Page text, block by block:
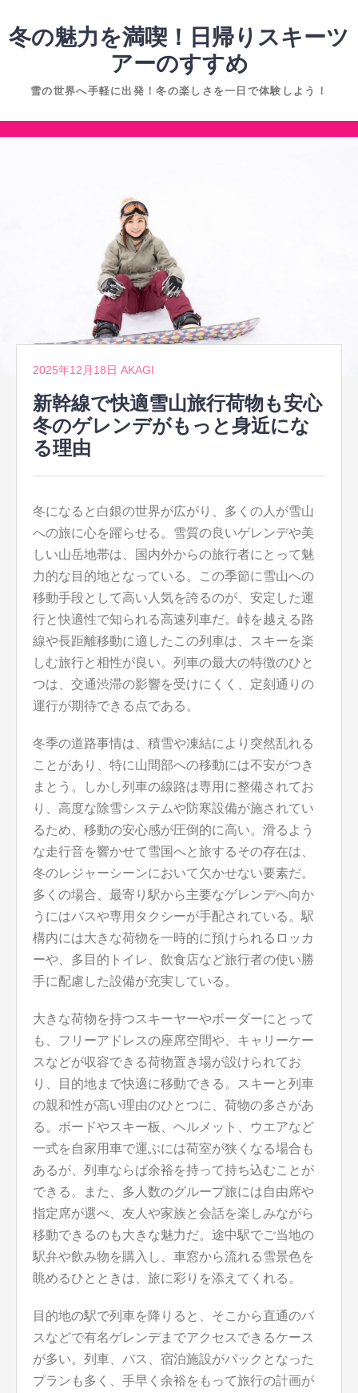
ン
へ
ス
冬の魅力を満喫！日帰りスキーツ
アーのすすめ
雪の世界へ手軽に出発！冬の楽しさを一日で体験しよう！
コ
2025年12月18日 AKAGI
新幹線で快適雪山旅行荷物も安心
冬のゲレンデがもっと身近にな
る理由
冬になると白銀の世界が広がり、多くの人が雪山
への旅に心を躍らせる。 雪質の良いゲレンデや美
しい山岳地帯は、国内外からの旅行者にとって魅
力的な目的地となっている。この季節に雪山への
移動手段として高い人気を誇るのが、安定した運
行と快適性で知られる高速列車だ。峠を越える路
線や長距離移動に適したこの列車は、スキーを楽
しむ旅行と相性が良い。列車の最大の特徴のひと
つは、交通渋滞の影響を受けにくく、定刻通りの
運行が期待できる点である。
冬季の道路事情は、積雪や凍結により突然乱れる
ことがあり、特に山間部への移動には不安がつき
まとう。しかし列車の線路は専用に整備されてお
り、高度な除雪システムや防寒設備が施されてい
るため、移動の安心感が圧倒的に高い。滑るよう
な走行音を響かせて雪国へと旅するその存在は、
冬のレジャーシーンにおいて欠かせない要素だ。
多くの場合、最寄り駅から主要なゲレンデへ向か
うにはバスや専用タクシーが手配されている。駅
構内には大きな荷物を一時的に預けられるロッカ
ーや、多目的トイレ、飲食店など旅行者の使い勝
手に配慮した設備が充実している。
大きな荷物を持つスキーヤーやボーダーにとって
も、フリーアドレスの座席空間や、キャリーケー
スなどが収容できる荷物置き場が設けられてお
り、目的地まで快適に移動できる。スキーと列車
の親和性が高い理由のひとつに、荷物の多さがあ
る。ボードやスキー板、ヘルメット、ウエアなど
一式を自家用車で運ぶには荷室が狭くなる場合も
あるが、列車ならば余裕を持って持ち込むことが
できる。また、多人数のグループ旅には自由席や
指定席が選べ、友人や家族と会話を楽しみながら
移動できるのも大きな魅力だ。途中駅でご当地の
駅弁や飲み物を購入し、車窓から流れる雪景色を
眺めるひとときは、旅に彩りを添えてくれる。
目的地の駅で列車を降りると、そこから直通のバ
スなどで有名ゲレンデまでアクセスできるケース
が多い。列車、バス、宿泊施設がパックとなった
プランも多く、手早く余裕をもって旅行の計画が